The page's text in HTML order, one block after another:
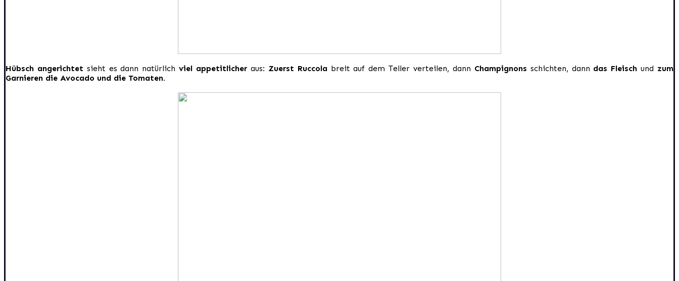
Hübsch angerichtet sieht es dann natürlichviel appetitlicher aus: Zuerst Ruccolabreit auf dem Teller verteilen, dann Champignons schichten, dann das Fleisch und zum
Garnieren die Avocado und die Tomaten.